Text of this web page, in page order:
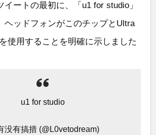
イートの最初に、「u1 for studio」
ヘッドフォンがこのチップとUltra
使用することを明確に示しました
u1 for studio
有搞措 (@L0vetodream)